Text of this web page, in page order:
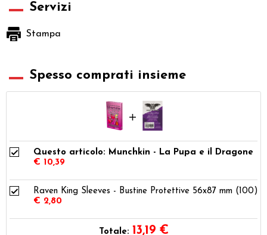
Servizi
Stampa
Spesso comprati insieme
Questo articolo: Munchkin - La Pupa e il Dragone
€ 10,39
Raven King Sleeves - Bustine Protettive 56x87 mm (100)
€ 2,80
Totale: 13,19 €